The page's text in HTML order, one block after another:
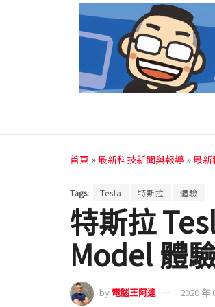
首頁 »最新科技新聞與報導 »最新
Tags: Tesla 特斯拉 體驗
特斯拉
Model 體
by 電腦王阿達 2020 年